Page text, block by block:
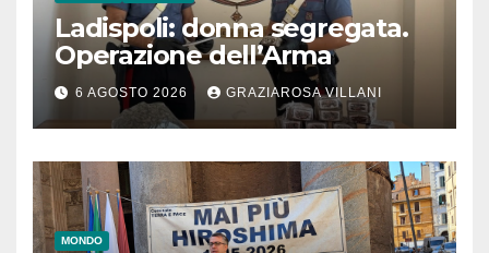
Ladispoli: donna segregata.
Operazione dell’Arma
6 AGOSTO 2026 GRAZIAROSA VILLANI
MONDO